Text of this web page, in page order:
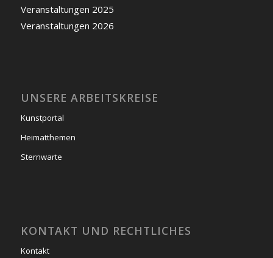
Veranstaltungen 2025
Veranstaltungen 2026
UNSERE ARBEITSKREISE
Kunstportal
Heimatthemen
Sternwarte
KONTAKT UND RECHTLICHES
Kontakt